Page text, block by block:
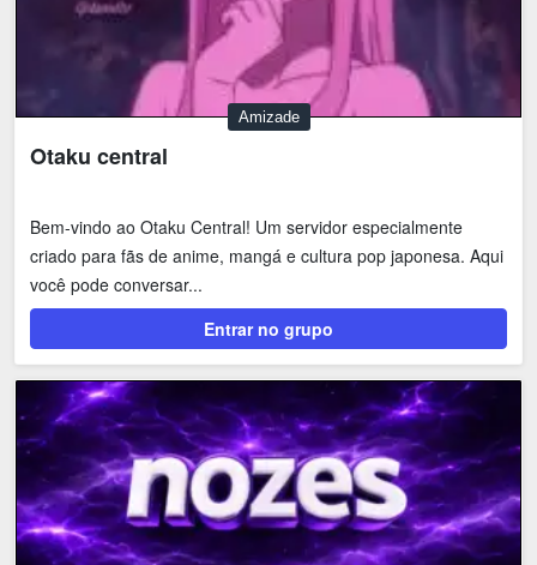
Amizade
Otaku central
Bem-vindo ao Otaku Central! Um servidor especialmente
criado para fãs de anime, mangá e cultura pop japonesa. Aqui
você pode conversar...
Entrar no grupo